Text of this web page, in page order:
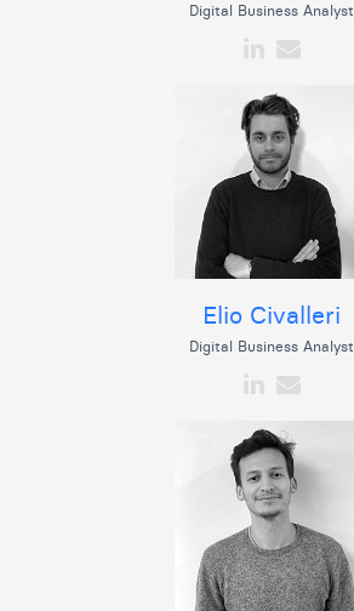
Digital Business Analyst
Elio Civalleri
Digital Business Analyst